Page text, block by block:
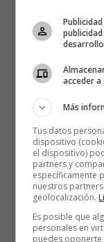
acceder a
Más
Tus datos
dispositivo
el dispositivo)
partners y
específicamente
nuestros
geolocalización.
Es posible que
personales en
puedes oponerte